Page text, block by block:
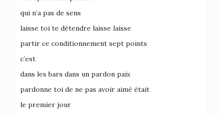
qui n’a pas de sens
laisse toi te détendre laisse laisse
partir ce conditionnement sept points
c’est
dans les bars dans un pardon paix
pardonne toi de ne pas avoir aimé était
le premier jour